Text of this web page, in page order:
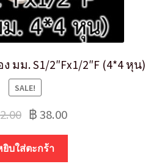
มม. S1/2″Fx1/2″F (4*4 หุน)
SALE!
฿38.00
ยิบใส่ตะกร้า